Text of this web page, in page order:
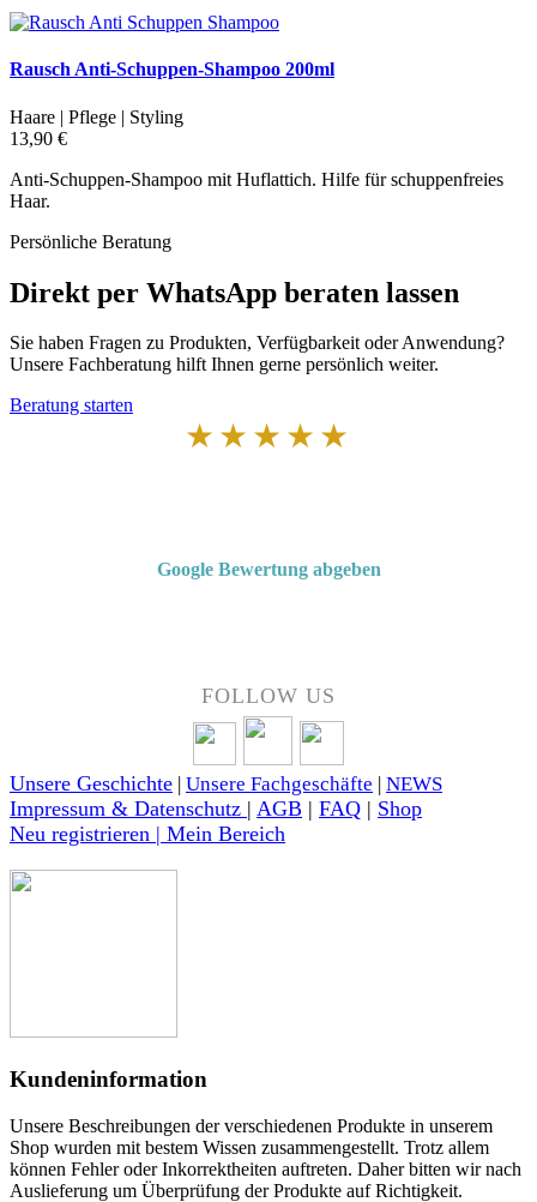
Rausch Anti-Schuppen-Shampoo 200ml
Haare | Pflege | Styling
13,90 €
Anti-Schuppen-Shampoo mit Huflattich. Hilfe für schuppenfreies
Haar.
Persönliche Beratung
Direkt per WhatsApp beraten lassen
Sie haben Fragen zu Produkten, Verfügbarkeit oder Anwendung?
Unsere Fachberatung hilft Ihnen gerne persönlich weiter.
Beratung starten
★★★★★
Google Bewertung abgeben
FOLLOW US
Unsere Geschichte Unsere Fachgeschäfte NEWS
Impressum & Datenschutz | AGB | FAQ | Shop
Neu registrieren | Mein Bereich
Kundeninformation
Unsere Beschreibungen der verschiedenen Produkte in unserem
Shop wurden mit bestem Wissen zusammengestellt. Trotz allem
können Fehler oder Inkorrektheiten auftreten. Daher bitten wir nach
Auslieferung um Überprüfung der Produkte auf Richtigkeit.